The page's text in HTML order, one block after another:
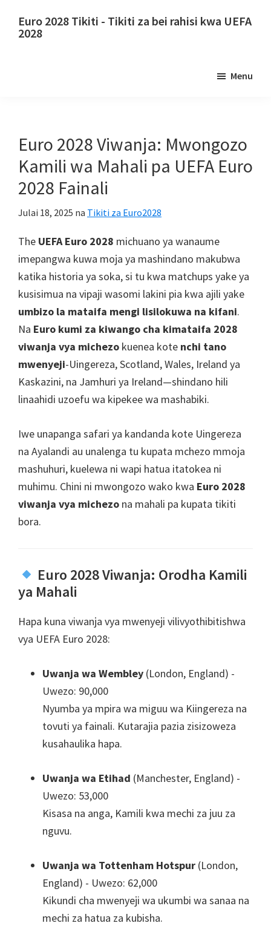
Euro 2028 Tikiti - Tikiti za bei rahisi kwa UEFA
2028
Tikiti
za
ubingwa
wa
mpira
miguu
wa
UEFA,
Wembley
London,
Manchester,
Cardiff,
Hifadhi
ya
Villa
Menu
Euro 2028 Viwanja: Mwongozo
Kamili wa Mahali pa UEFA Euro
2028 Fainali
Julai 18, 2025 na Tikiti za Euro2028
The UEFA Euro 2028 michuano ya wanaume
imepangwa kuwa moja ya mashindano makubwa
katika historia ya soka, si tu kwa matchups yake ya
kusisimua na vipaji wasomi lakini pia kwa ajili yake
umbizo la mataifa mengi lisilokuwa na kifani.
Na Euro kumi za kiwango cha kimataifa 2028
viwanja vya michezo kuenea kote nchi tano
mwenyeji-Uingereza, Scotland, Wales, Ireland ya
Kaskazini, na Jamhuri ya Ireland—shindano hili
linaahidi uzoefu wa kipekee wa mashabiki.
Iwe unapanga safari ya kandanda kote Uingereza
na Ayalandi au unalenga tu kupata mchezo mmoja
mashuhuri, kuelewa ni wapi hatua itatokea ni
muhimu. Chini ni mwongozo wako kwa Euro 2028
viwanja vya michezo na mahali pa kupata tikiti
bora.
Euro 2028 Viwanja: Orodha Kamili
ya Mahali
Hapa kuna viwanja vya mwenyeji vilivyothibitishwa
vya UEFA Euro 2028:
Uwanja wa Wembley (London, England) -
Uwezo: 90,000
Nyumba ya mpira wa miguu wa Kiingereza na
tovuti ya fainali. Kutarajia pazia zisizoweza
kusahaulika hapa.
Uwanja wa Etihad (Manchester, England) -
Uwezo: 53,000
Kisasa na anga, Kamili kwa mechi za juu za
nguvu.
Uwanja wa Tottenham Hotspur (London,
England) - Uwezo: 62,000
Kikundi cha mwenyeji wa ukumbi wa sanaa na
mechi za hatua za kubisha.